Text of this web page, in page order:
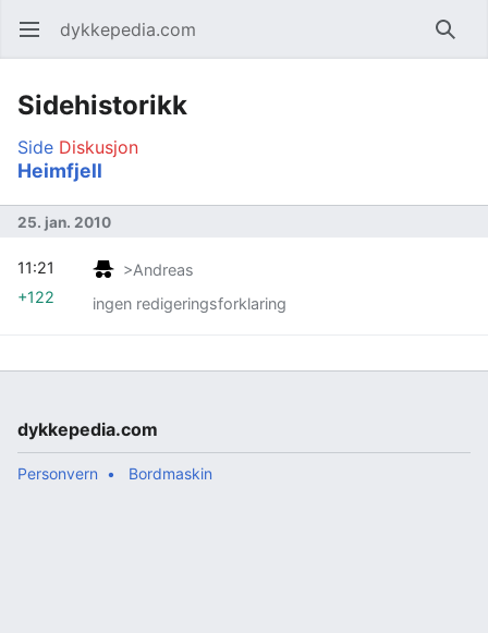
Åpne hovedmenyen dykkepedia.com Søk
Sidehistorikk
Side Diskusjon
Heimfjell
25. jan. 2010
>Andreas
ingen redigeringsforklaring
11:21
+122
dykkepedia.com
Personvern Bordmaskin